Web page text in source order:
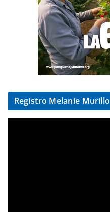
Registro Melanie Murillo